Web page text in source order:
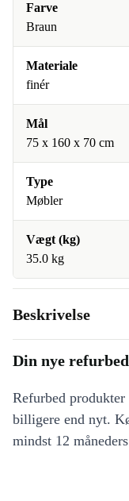
Farve
Braun
Materiale
finér
Mål
75 x 160 x 70 cm
Type
Møbler
Vægt (kg)
35.0 kg
Beskrivelse
Din nye
Refurbed
billigere end nyt.
mindst 12